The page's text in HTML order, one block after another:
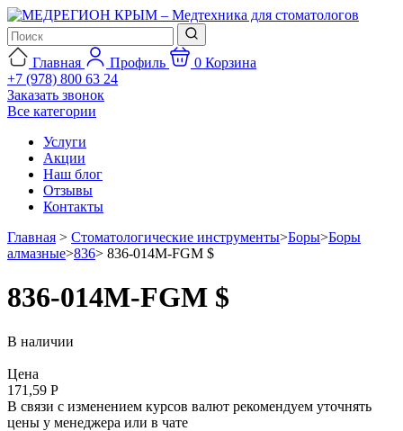
Главная Профиль 0 Корзина
+7 (978) 800 63 24
Заказать звонок
Все категории
Услуги
Акции
Наш блог
Отзывы
Контакты
Главная > Стоматологические инструменты>Боры>Боры
алмазные>836> 836-014M-FGM $
836-014M-FGM $
В наличии
Цена
171,59 Р
В связи с изменением курсов валют рекомендуем уточнять
цены у менеджера или в чате